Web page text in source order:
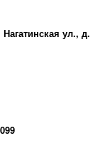
ул., д.